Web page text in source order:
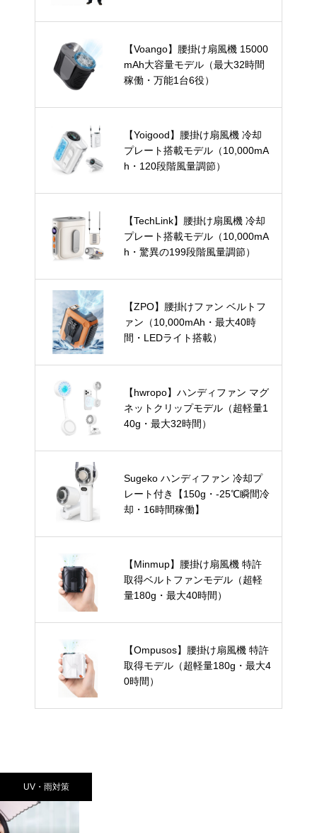
【Voango】腰掛け扇風機 15000
mAh大容量モデル（最大32時間
稼働・万能1台6役）
【Yoigood】腰掛け扇風機 冷却
プレート搭載モデル（10,000mA
h・120段階風量調節）
【TechLink】腰掛け扇風機 冷却
プレート搭載モデル（10,000mA
h・驚異の199段階風量調節）
【ZPO】腰掛けファン ベルトフ
ァン（10,000mAh・最大40時
間・LEDライト搭載）
【hwropo】ハンディファン マグ
ネットクリップモデル（超軽量1
40g・最大32時間）
Sugeko ハンディファン 冷却プ
レート付き【150g・-25℃瞬間冷
却・16時間稼働】
【Minmup】腰掛け扇風機 特許
取得ベルトファンモデル（超軽
量180g・最大40時間）
【Ompusos】腰掛け扇風機 特許
取得モデル（超軽量180g・最大4
0時間）
UV・雨対策